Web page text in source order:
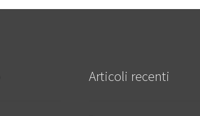
Articoli recenti